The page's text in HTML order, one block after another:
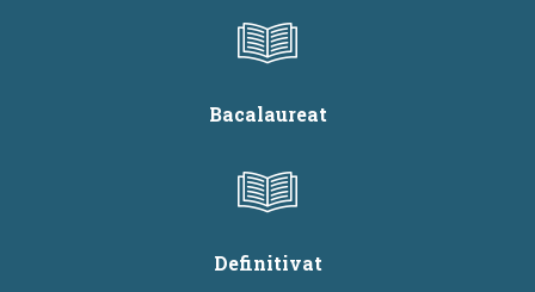
Bacalaureat
Definitivat